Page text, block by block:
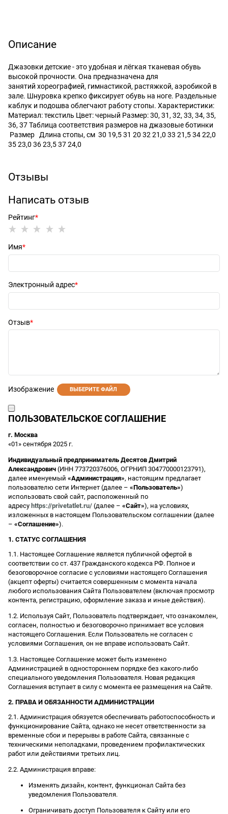
Описание
Джазовки детские - это удобная и лёгкая тканевая обувь
высокой прочности. Она предназначена для
занятий хореографией, гимнастикой, растяжкой, аэробикой в
зале. Шнуровка крепко фиксирует обувь на ноге. Раздельные
каблук и подошва облегчают работу стопы. Характеристики:
Материал: текстиль Цвет: черный Размер: 30, 31, 32, 33, 34, 35,
36, 37 Таблица соответствия размеров на джазовые ботинки
Размер Длина стопы, см 30 19,5 31 20 32 21,0 33 21,5 34 22,0
35 23,0 36 23,5 37 24,0
Отзывы
Написать отзыв
Рейтинг
Имя
Электронный адрес
Отзыв
Изображение ВЫБЕРИТЕ ФАЙЛ
ПОЛЬЗОВАТЕЛЬСКОЕ СОГЛАШЕНИЕ
г. Москва
«01» сентября 2025 г.
Индивидуальный предприниматель Десятов Дмитрий
Александрович (ИНН 773720376006, ОГРНИП 304770000123791),
далее именуемый «Администрация», настоящим предлагает
пользователю сети Интернет (далее – «Пользователь»)
использовать свой сайт, расположенный по
адресу https://privetatlet.ru/ (далее – «Сайт»), на условиях,
изложенных в настоящем Пользовательском соглашении (далее
– «Соглашение»).
1. СТАТУС СОГЛАШЕНИЯ
1.1. Настоящее Соглашение является публичной офертой в
соответствии со ст. 437 Гражданского кодекса РФ. Полное и
безоговорочное согласие с условиями настоящего Соглашения
(акцепт оферты) считается совершенным с момента начала
любого использования Сайта Пользователем (включая просмотр
контента, регистрацию, оформление заказа и иные действия).
1.2. Используя Сайт, Пользователь подтверждает, что ознакомлен,
согласен, полностью и безоговорочно принимает все условия
настоящего Соглашения. Если Пользователь не согласен с
условиями Соглашения, он не вправе использовать Сайт.
1.3. Настоящее Соглашение может быть изменено
Администрацией в одностороннем порядке без какого-либо
специального уведомления Пользователя. Новая редакция
Соглашения вступает в силу с момента ее размещения на Сайте.
2. ПРАВА И ОБЯЗАННОСТИ АДМИНИСТРАЦИИ
2.1. Администрация обязуется обеспечивать работоспособность и
функционирование Сайта, однако не несет ответственности за
временные сбои и перерывы в работе Сайта, связанные с
техническими неполадками, проведением профилактических
работ или действиями третьих лиц.
2.2. Администрация вправе:
Изменять дизайн, контент, функционал Сайта без
уведомления Пользователя.
Ограничивать доступ Пользователя к Сайту или его